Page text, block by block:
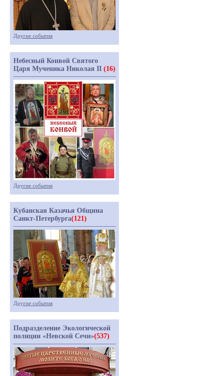
Другие события
Небесный Конвой Святого
Царя Мученика Николая II (16)
Другие события
Кубанская Казачья Община
Санкт-Петербурга(121)
Другие события
Подразделение Экологической
полиции «Невской Сечи»(537)